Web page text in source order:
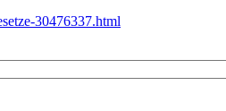
30476337.html